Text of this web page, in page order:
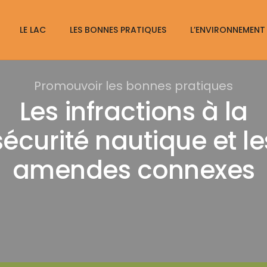
LE LAC LES BONNES PRATIQUES L’ENVIRONNEMENT
Promouvoir les bonnes pratiques
Les infractions à la
nautique et
amendes connexes